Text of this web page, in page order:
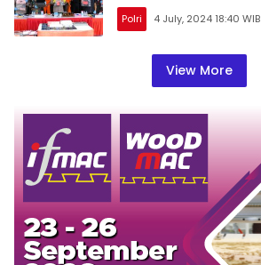
Polri 4 July, 2024 18:40 WIB
View More